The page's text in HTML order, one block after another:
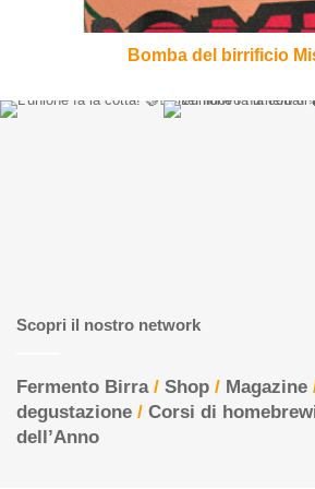
Bomba del birrificio
Scopri il nostro network
Fermento Birra/ Shop / Magazine
degustazione / Corsi di
dell’Anno